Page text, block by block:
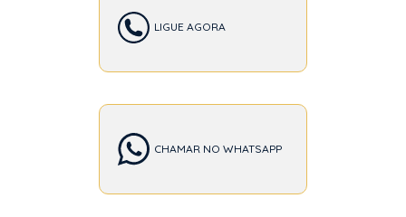
LIGUE AGORA
CHAMAR NO WHATSAPP